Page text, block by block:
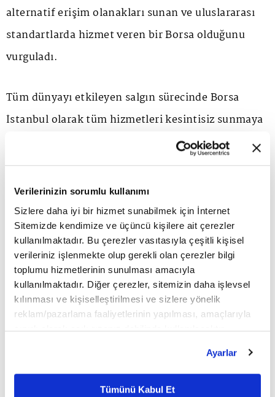
Verilerinizin sorumlu kullanımı
Sizlere daha iyi bir hizmet sunabilmek için İnternet
Sitemizde kendimize ve üçüncü kişilere ait çerezler
kullanılmaktadır. Bu çerezler vasıtasıyla çeşitli kişisel
verileriniz işlenmekte olup gerekli olan çerezler bilgi
toplumu hizmetlerinin sunulması amacıyla
kullanılmaktadır. Diğer çerezler, sitemizin daha işlevsel
kılınması ve kişiselleştirilmesi ve sizlere yönelik
reklam/pazarlama faaliyetlerinin yapılması, amaçlarıyla
sınırlı olarak açık rızanız dahilinde kullanılacaktır.
belirleyebilirsiniz. Çerezlere ilişkin detaylı bilgi için
Ayarlar butonuna tıklayabilir,Çerez Bilgilendirme
Metnimizi ziyaret edebilirsiniz.
Ayarlar
Tümünü Kabul Et
alternatif erişim olanakları sunan ve uluslararası
standartlarda hizmet veren bir Borsa olduğunu
vurguladı.
Tüm dünyayı etkileyen salgın sürecinde Borsa
İstanbul olarak tüm hizmetleri kesintisiz sunmaya
devam ettiklerini ifade eden Ergun, sektör olarak
çok ciddi bir sınavdan geçtiklerini ve değişen
koşullara hızlı bir şekilde ayak uydurmayı
başarabildiklerini belirtti.
Ergun, yatırımcı sayısında ciddi bir yükseliş
olduğunu belirterek, yatırımcıların finansal
okuryazarlığını artırmayı ve bilinçli yatırımcı
olmalarını sağlamayı hedeflediklerini, bu
kapsamda tanıtım videoları, web tabanlı
seminerler, TRT EBA'da finansal okuryazarlık
yayınları ve aracı kurumların araştırma raporlarına